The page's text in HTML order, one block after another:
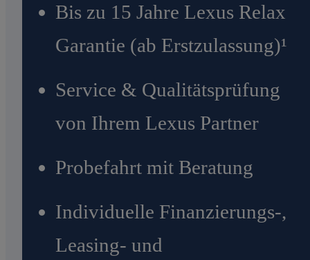
Bis zu 15 Jahre Lexus Relax
Garantie (ab Erstzulassung)¹
Service & Qualitätsprüfung
von Ihrem Lexus Partner
Probefahrt mit Beratung
Individuelle Finanzierungs-,
Leasing- und